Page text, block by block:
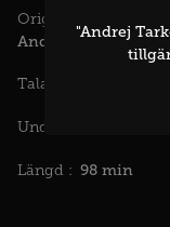
"Andrej
Originaltitel :
Andrey Tarkovsky.
Talade språk :
Undertexter :
Längd : 98 min